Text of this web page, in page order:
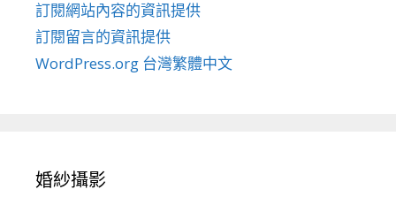
訂閱網站內容的資訊提供
訂閱留言的資訊提供
WordPress.org 台灣繁體中文
婚紗攝影